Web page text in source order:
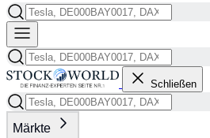
Schließen
Märkte